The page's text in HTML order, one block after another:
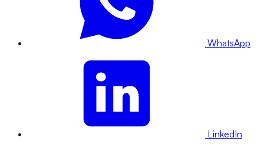
WhatsApp
LinkedIn